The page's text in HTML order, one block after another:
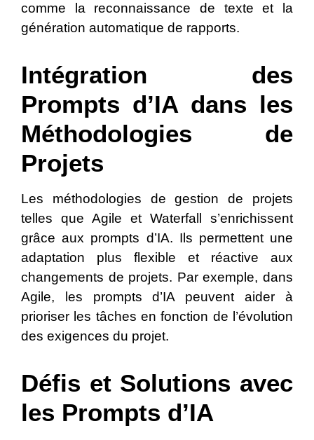
comme la reconnaissance de texte et la
génération automatique de rapports.
Intégration des
Prompts d’IA dans les
Méthodologies de
Projets
Les méthodologies de gestion de projets
telles que Agile et Waterfall s’enrichissent
grâce aux prompts d’IA. Ils permettent une
adaptation plus flexible et réactive aux
changements de projets. Par exemple, dans
Agile, les prompts d’IA peuvent aider à
prioriser les tâches en fonction de l’évolution
des exigences du projet.
Défis et Solutions avec
les Prompts d’IA